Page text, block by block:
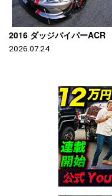
2016 ダッジバイパーACR
2026.07.24